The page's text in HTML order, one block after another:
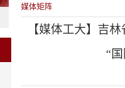
媒体矩阵
【媒体工大】吉
“